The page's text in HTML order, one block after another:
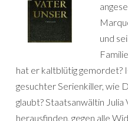
und
hat er kaltblütig gemordet?
gesuchter Serienkiller, wie
glaubt? Staatsanwältin
herausfinden, gegen alle